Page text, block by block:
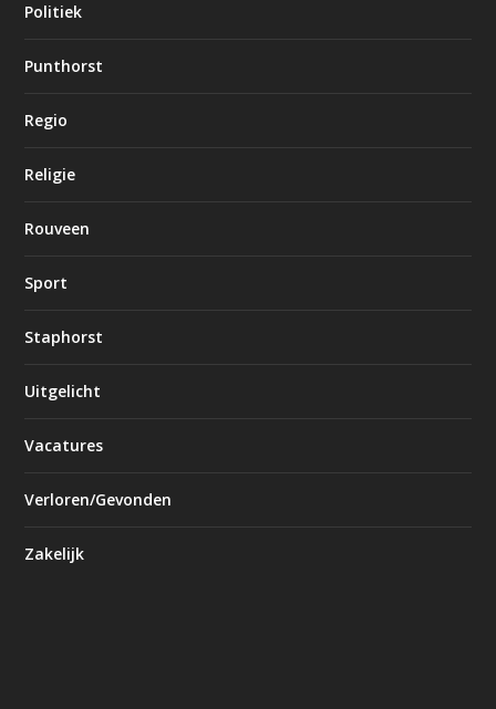
Politiek
Punthorst
Regio
Religie
Rouveen
Sport
Staphorst
Uitgelicht
Vacatures
Verloren/Gevonden
Zakelijk